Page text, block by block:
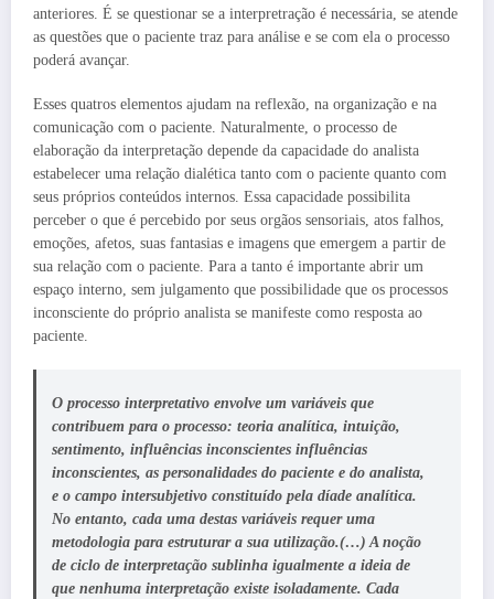
anteriores. É se questionar se a interpretração é necessária, se atende
as questões que o paciente traz para análise e se com ela o processo
poderá avançar.
Esses quatros elementos ajudam na reflexão, na organização e na
comunicação com o paciente. Naturalmente, o processo de
elaboração da interpretação depende da capacidade do analista
estabelecer uma relação dialética tanto com o paciente quanto com
seus próprios conteúdos internos. Essa capacidade possibilita
perceber o que é percebido por seus orgãos sensoriais, atos falhos,
emoções, afetos, suas fantasias e imagens que emergem a partir de
sua relação com o paciente. Para a tanto é importante abrir um
espaço interno, sem julgamento que possibilidade que os processos
inconsciente do próprio analista se manifeste como resposta ao
paciente.
O processo interpretativo envolve um variáveis que
contribuem para o processo: teoria analítica, intuição,
sentimento, influências inconscientes influências
inconscientes, as personalidades do paciente e do analista,
e o campo intersubjetivo constituído pela díade analítica.
No entanto, cada uma destas variáveis requer uma
metodologia para estruturar a sua utilização.(…) A noção
de ciclo de interpretação sublinha igualmente a ideia de
que nenhuma interpretação existe isoladamente. Cada